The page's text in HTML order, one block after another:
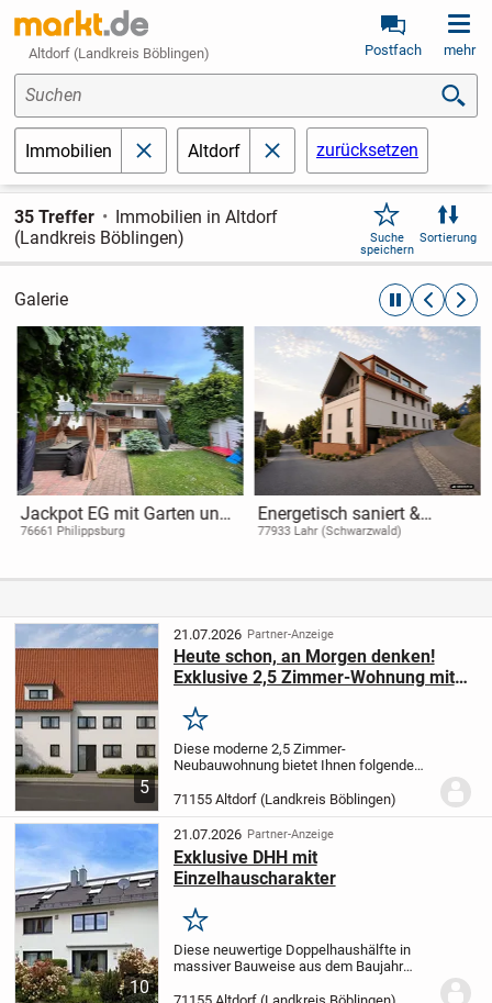
Altdorf (Landkreis Böblingen) Postfach mehr
Suchen
Immobilien schließen
Altdorf schließenzurücksetzen
35 Treffer
Immobilien in Altdorf
(Landkreis Böblingen)
Suche
speichern
Sortierung
Galerie automatische
Jackpot EG mit Garten und
Garage
76661 Philippsburg
Energetisch saniert &
barrierefrei * 4-Zi-Wohnung
Wärmepumpe * Lahr
77933 Lahr (Schwarzwald)
5
21.07.2026 Partner-Anzeige
Heute schon, an Morgen denken!
Exklusive 2,5 Zimmer-Wohnung mit
Merken
Diese moderne 2,5 Zimmer-
Neubauwohnung bietet Ihnen folgende
Essbereich mit exklusivem
CharmeAbendstunden im Freien genießen
Sie auf dem Süd-BalkonStilvolles...
71155 Altdorf (Landkreis Böblingen)
10
21.07.2026 Partner-Anzeige
Exklusive DHH mit
Einzelhauscharakter
Merken
Diese neuwertige Doppelhaushälfte in
massiver Bauweise aus dem Baujahr
außergewöhnlich großzügiges